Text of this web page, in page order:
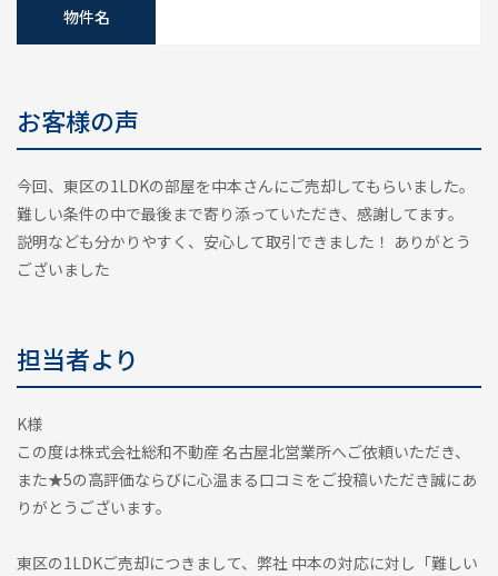
物件名
お客様の声
今回、東区の1LDKの部屋を中本さんにご売却してもらいました。
難しい条件の中で最後まで寄り添っていただき、感謝してます。
説明なども分かりやすく、安心して取引できました！ ありがとう
ございました
担当者より
K様
この度は株式会社総和不動産 名古屋北営業所へご依頼いただき、
また★5の高評価ならびに心温まる口コミをご投稿いただき誠にあ
りがとうございます。
東区の1LDKご売却につきまして、弊社 中本の対応に対し「難しい